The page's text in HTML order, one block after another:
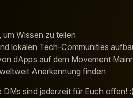
Wissen zu teilen
lokalen Tech-Communities
dApps auf dem Movement
Anerkennung finden
sind jederzeit für Euch offen! :)